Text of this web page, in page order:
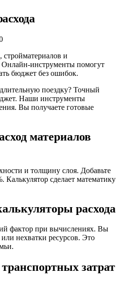
стройматериалов и
инструменты помогут
бюджет без ошибок.
поездку? Точный
Наши инструменты
Вы получаете готовые
материалов
и толщину слоя. Добавьте
Калькулятор сделает математику
расхода
фактор при вычислениях. Вы
нехватки ресурсов. Это
затрат